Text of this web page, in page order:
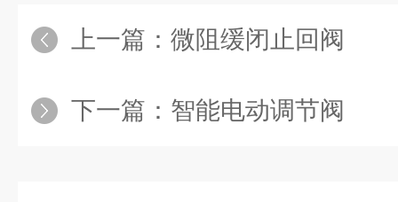
上一篇： 微阻缓闭止回阀
下一篇： 智能电动调节阀